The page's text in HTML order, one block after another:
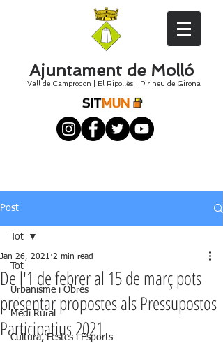
Ajuntament de Molló
Vall de Camprodon El Ripollès Pirineu de Girona
Post
Tot
Urbanisme i Obres
Medi Rural
Cultura, Festes i Esports
Tot
De l'1 de febrer al 15 de març pots
presentar propostes als Pressupostos
Participatius 2021
Jan 26, 2021 2 min read